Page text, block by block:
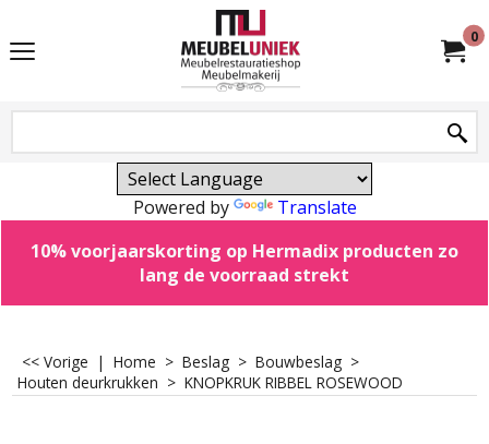
0
Powered by
Translate
10% voorjaarskorting op Hermadix producten zo
lang de voorraad strekt
<< Vorige | Home > Beslag > Bouwbeslag >
Houten deurkrukken > KNOPKRUK RIBBEL ROSEWOOD